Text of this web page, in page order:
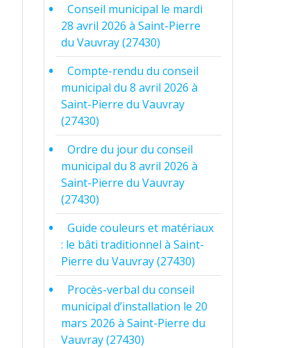
Conseil municipal le mardi
28 avril 2026 à Saint-Pierre
du Vauvray (27430)
Compte-rendu du conseil
municipal du 8 avril 2026 à
Saint-Pierre du Vauvray
(27430)
Ordre du jour du conseil
municipal du 8 avril 2026 à
Saint-Pierre du Vauvray
(27430)
Guide couleurs et matériaux
: le bâti traditionnel à Saint-
Pierre du Vauvray (27430)
Procès-verbal du conseil
municipal d’installation le 20
mars 2026 à Saint-Pierre du
Vauvray (27430)